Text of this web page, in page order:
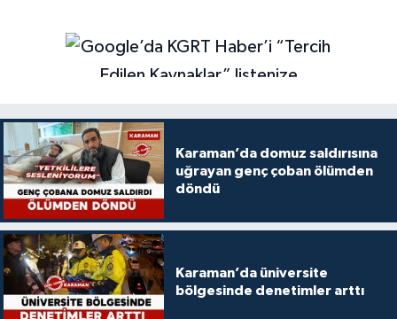
Karaman’da domuz saldırısına
uğrayan genç çoban ölümden
döndü
Karaman’da üniversite
bölgesinde denetimler arttı